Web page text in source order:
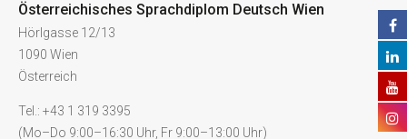
Österreichisches Sprachdiplom Deutsch Wien
Hörlgasse 12/13
1090 Wien
Österreich
Tel.: +43 1 319 3395
(Mo–Do 9:00–16:30 Uhr, Fr 9:00–13:00 Uhr)